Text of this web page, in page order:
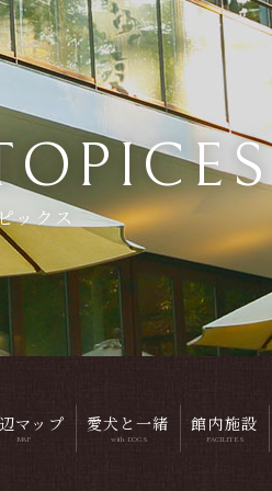
ックス
マップ
MAP
愛犬と一緒
with DOGS
館内施設
FACILITES